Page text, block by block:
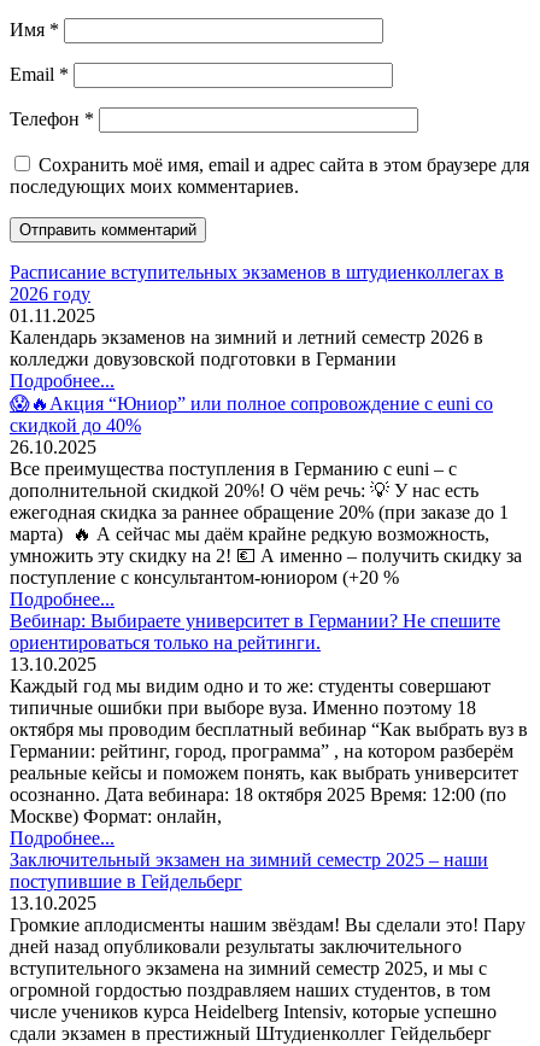
Имя *
Email *
Телефон *
Сохранить моё имя, email и адрес сайта в этом браузере для
последующих моих комментариев.
Расписание вступительных экзаменов в штудиенколлегах в
2026 году
01.11.2025
Календарь экзаменов на зимний и летний семестр 2026 в
колледжи довузовской подготовки в Германии
Подробнее...
😱🔥Акция “Юниор” или полное сопровождение с euni со
скидкой до 40%
26.10.2025
Все преимущества поступления в Германию с euni – с
дополнительной скидкой 20%! О чём речь: 💡 У нас есть
ежегодная скидка за раннее обращение 20% (при заказе до 1
марта) 🔥 А сейчас мы даём крайне редкую возможность,
умножить эту скидку на 2! 💶 А именно – получить скидку за
поступление с консультантом-юниором (+20 %
Подробнее...
Вебинар: Выбираете университет в Германии? Не спешите
ориентироваться только на рейтинги.
13.10.2025
Каждый год мы видим одно и то же: студенты совершают
типичные ошибки при выборе вуза. Именно поэтому 18
октября мы проводим бесплатный вебинар “Как выбрать вуз в
Германии: рейтинг, город, программа” , на котором разберём
реальные кейсы и поможем понять, как выбрать университет
осознанно. Дата вебинара: 18 октября 2025 Время: 12:00 (по
Москве) Формат: онлайн,
Подробнее...
Заключительный экзамен на зимний семестр 2025 – наши
поступившие в Гейдельберг
13.10.2025
Громкие аплодисменты нашим звёздам! Вы сделали это! Пару
дней назад опубликовали результаты заключительного
вступительного экзамена на зимний семестр 2025, и мы с
огромной гордостью поздравляем наших студентов, в том
числе учеников курса Heidelberg Intensiv, которые успешно
сдали экзамен в престижный Штудиенколлег Гейдельберг